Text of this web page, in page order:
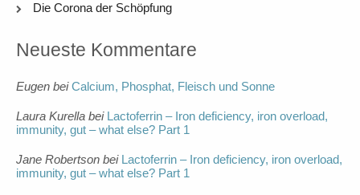
Die Corona der Schöpfung
Neueste Kommentare
Eugen beiCalcium, Phosphat, Fleisch und Sonne
Laura Kurella bei Lactoferrin – Iron deficiency, iron overload,
immunity, gut – what else? Part 1
Jane Robertson bei Lactoferrin – Iron deficiency, iron overload,
immunity, gut – what else? Part 1